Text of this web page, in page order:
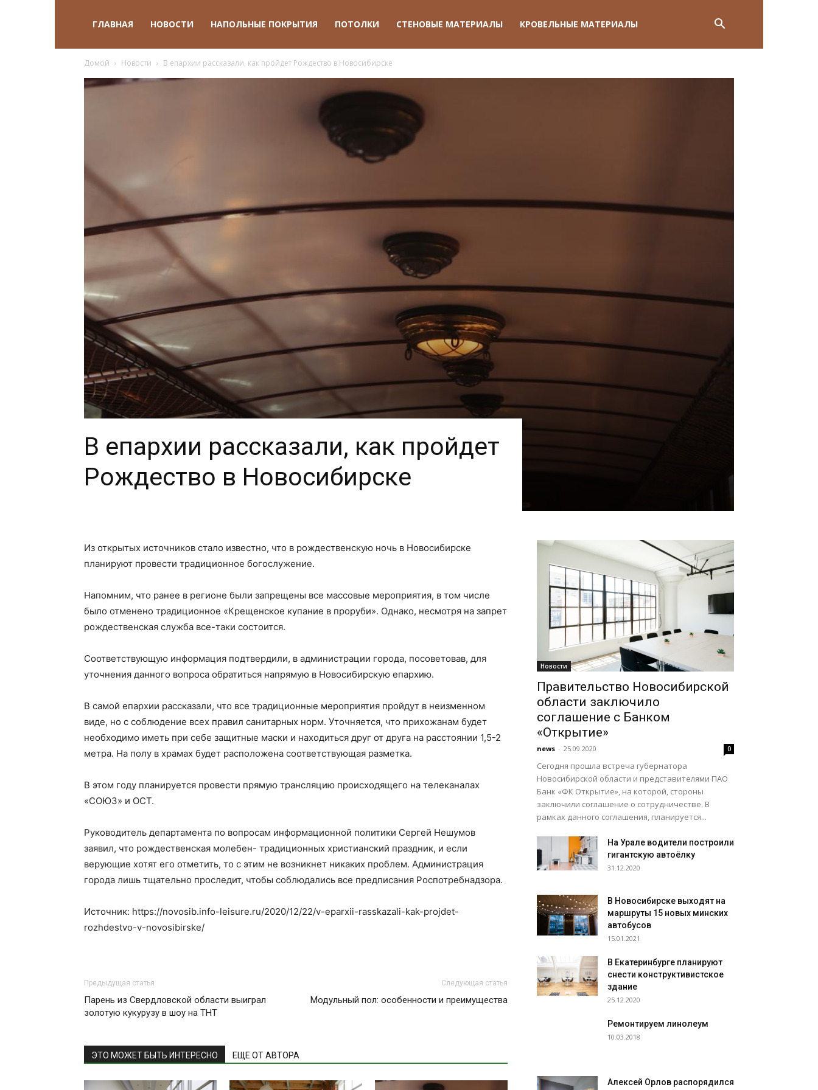
ГЛАВНАЯ НОВОСТИ НАПОЛЬНЫЕ ПОКРЫТИЯ ПОТОЛКИ СТЕНОВЫЕ МАТЕРИАЛЫ КРОВЕЛЬНЫЕ МАТЕРИАЛЫ
Домой Новости В епархии рассказали, как пройдет Рождество в Новосибирске
В епархии рассказали, как пройдет
Рождество в Новосибирске
Из открытых источников стало известно, что в рождественскую ночь в Новосибирске
планируют провести традиционное богослужение.
Напомним, что ранее в регионе были запрещены все массовые мероприятия, в том числе
было отменено традиционное «Крещенское купание в проруби». Однако, несмотря на запрет
рождественская служба все-таки состоится.
Соответствующую информация подтвердили, в администрации города, посоветовав, для
уточнения данного вопроса обратиться напрямую в Новосибирскую епархию.
В самой епархии рассказали, что все традиционные мероприятия пройдут в неизменном
виде, но с соблюдение всех правил санитарных норм. Уточняется, что прихожанам будет
необходимо иметь при себе защитные маски и находиться друг от друга на расстоянии 1,5-2
метра. На полу в храмах будет расположена соответствующая разметка.
В этом году планируется провести прямую трансляцию происходящего на телеканалах
«СОЮЗ» и ОСТ.
Руководитель департамента по вопросам информационной политики Сергей Нешумов
заявил, что рождественская молебен- традиционных христианский праздник, и если
верующие хотят его отметить, то с этим не возникнет никаких проблем. Администрация
города лишь тщательно проследит, чтобы соблюдались все предписания Роспотребнадзора.
Источник: https://novosib.info-leisure.ru/2020/12/22/v-eparxii-rasskazali-kak-projdet-
rozhdestvo-v-novosibirske/
Предыдущая статья
Парень из Свердловской области выиграл
золотую кукурузу в шоу на ТНТ
Следующая статья
Модульный пол: особенности и преимущества
ЭТО МОЖЕТ БЫТЬ ИНТЕРЕСНО ЕЩЕ ОТ АВТОРА
Новости
Правительство Новосибирской
области заключило
соглашение с Банком
«Открытие»
news - 25.09.2020 0
Сегодня прошла встреча губернатора
Новосибирской области и представителями ПАО
Банк «ФК Открытие», на которой, стороны
заключили соглашение о сотрудничестве. В
рамках данного соглашения, планируется...
На Урале водители построили
гигантскую автоёлку
31.12.2020
В Новосибирске выходят на
маршруты 15 новых минских
автобусов
15.01.2021
В Екатеринбурге планируют
снести конструктивистское
здание
25.12.2020
Ремонтируем линолеум
10.03.2018
Алексей Орлов распорядился